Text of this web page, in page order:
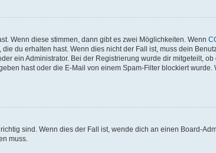
Wenn diese stimmen, dann gibt es zwei Möglichkeiten. Wenn
du erhalten hast. Wenn dies nicht der Fall ist, muss dein
ein Administrator. Bei der Registrierung wurde dir mitgeteilt,
hast oder die E-Mail von einem Spam-Filter blockiert
sind. Wenn dies der Fall ist, wende dich an einen Board-
muss.